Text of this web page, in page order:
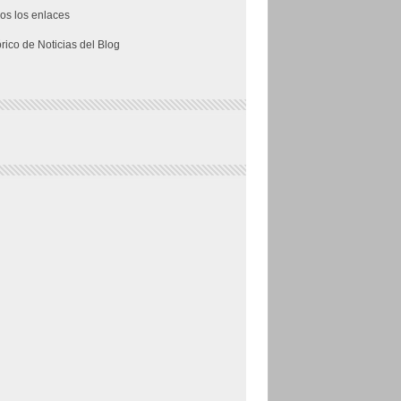
los enlaces
de Noticias del Blog